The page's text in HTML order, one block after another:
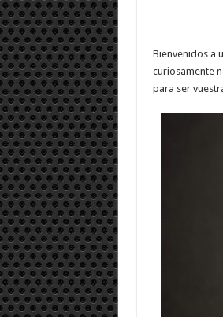
Bienvenidos a
curiosamente
para ser